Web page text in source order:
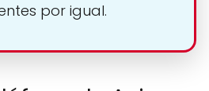
por igual.